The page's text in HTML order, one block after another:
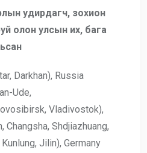
удирдагч, зохион
олон улсын их, бага
Darkhan), Russia
Ude,
Vladivostok),
Changsha, Shdjiazhuang,
Jilin), Germany